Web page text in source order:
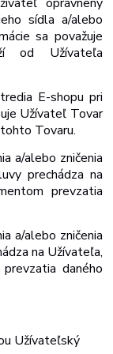
sídla a/alebo
sa považuje
od Užívateľa
E-shopu pri
Užívateľ Tovar
Tovaru.
a/alebo zničenia
prechádza na
prevzatia
a/alebo zničenia
na Užívateľa,
prevzatia daného
Užívateľský